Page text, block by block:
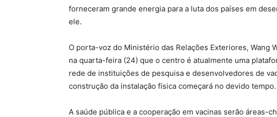
forneceram grande energia para a luta dos países em
ele.
O porta-voz do Ministério das Relações Exteriores, Wang
na quarta-feira (24) que o centro é atualmente uma
rede de instituições de pesquisa e desenvolvedores de
construção da instalação física começará no devido tempo.
A saúde pública e a cooperação em vacinas serão áreas-